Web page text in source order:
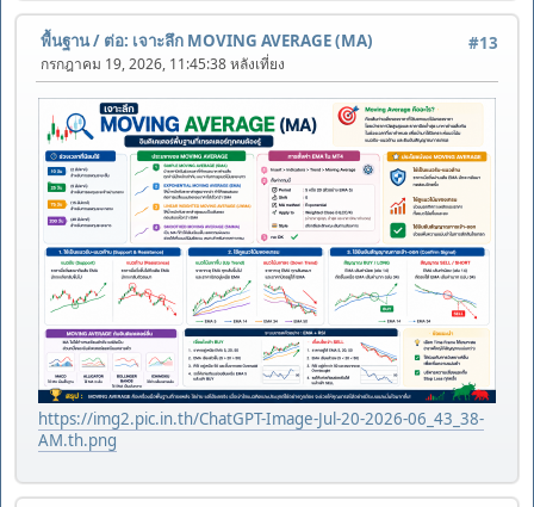
#13
พื้นฐาน/ ต่อ: เจาะลึก MOVING AVERAGE (MA)
กรกฎาคม 19, 2026, 11:45:38 หลังเที่ยง
https://img2.pic.in.th/ChatGPT-Image-Jul-20-2026-06_43_38-
AM.th.png